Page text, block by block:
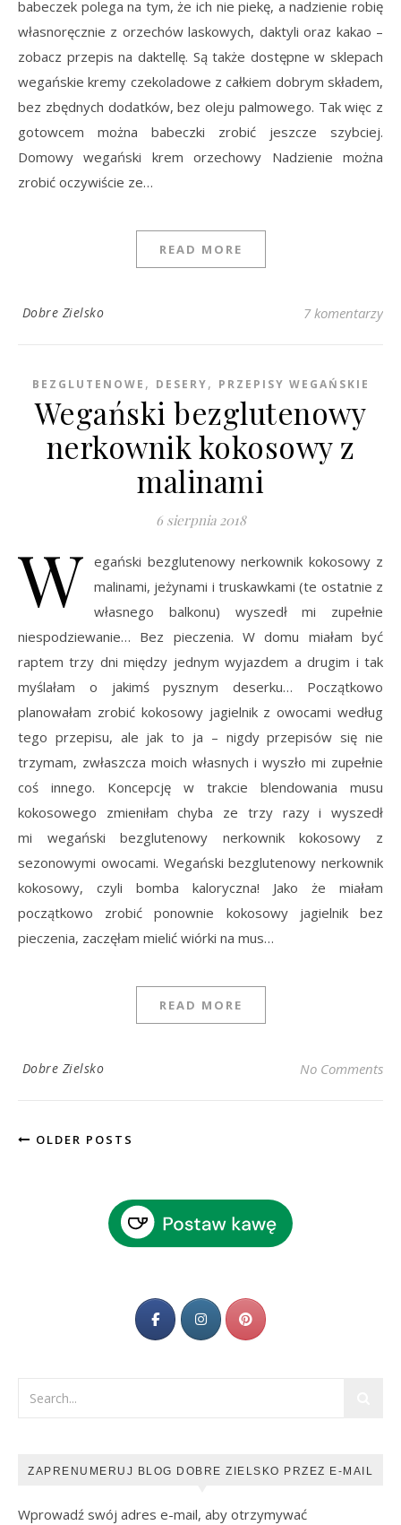
babeczek polega na tym, że ich nie piekę, a nadzienie robię
własnoręcznie z orzechów laskowych, daktyli oraz kakao –
zobacz przepis na daktellę. Są także dostępne w sklepach
wegańskie kremy czekoladowe z całkiem dobrym składem,
bez zbędnych dodatków, bez oleju palmowego. Tak więc z
gotowcem można babeczki zrobić jeszcze szybciej.
Domowy wegański krem orzechowy Nadzienie można
zrobić oczywiście ze…
READ MORE
Dobre Zielsko 7 komentarzy
BEZGLUTENOWE , DESERY, PRZEPISY WEGAŃSKIE
Wegański bezglutenowy
nerkownik kokosowy z
malinami
6 sierpnia 2018
W egański bezglutenowy nerkownik kokosowy z
malinami, jeżynami i truskawkami (te ostatnie z
własnego balkonu) wyszedł mi zupełnie
niespodziewanie… Bez pieczenia. W domu miałam być
raptem trzy dni między jednym wyjazdem a drugim i tak
myślałam o jakimś pysznym deserku… Początkowo
planowałam zrobić kokosowy jagielnik z owocami według
tego przepisu, ale jak to ja – nigdy przepisów się nie
trzymam, zwłaszcza moich własnych i wyszło mi zupełnie
coś innego. Koncepcję w trakcie blendowania musu
kokosowego zmieniłam chyba ze trzy razy i wyszedł
mi wegański bezglutenowy nerkownik kokosowy z
sezonowymi owocami. Wegański bezglutenowy nerkownik
kokosowy, czyli bomba kaloryczna! Jako że miałam
początkowo zrobić ponownie kokosowy jagielnik bez
pieczenia, zaczęłam mielić wiórki na mus…
READ MORE
Dobre Zielsko No Comments
OLDER POSTS
ZAPRENUMERUJ BLOG DOBRE ZIELSKO PRZEZ E-MAIL
Wprowadź swój adres e-mail, aby otrzymywać